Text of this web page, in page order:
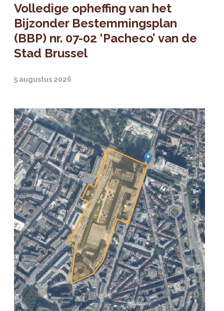
Volledige opheffing van het
Bijzonder Bestemmingsplan
(BBP) nr. 07-02 ‘Pacheco’ van de
Stad Brussel
5 augustus 2026